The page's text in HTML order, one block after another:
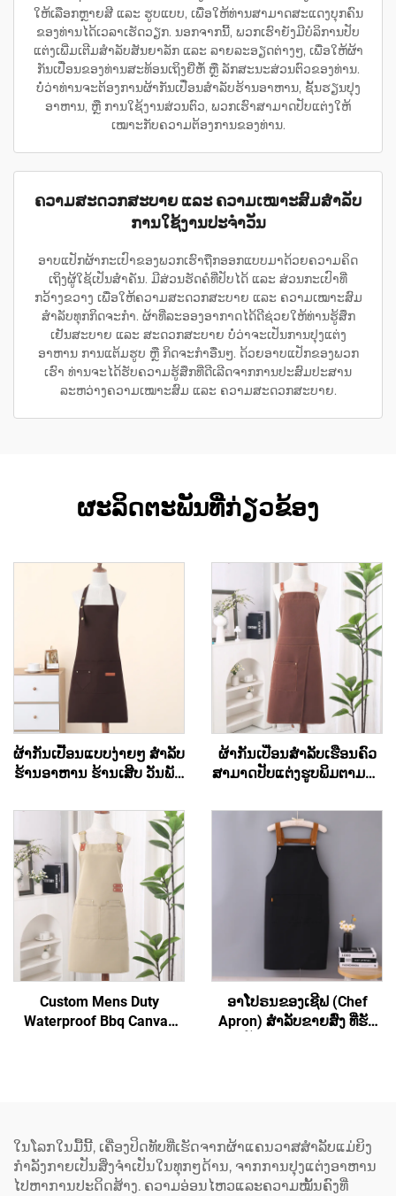
ໃຫ້ເລືອກຫຼາຍສີ ແລະ ຮູບແບບ, ເພື່ອໃຫ້ທ່ານສາມາດສະແດງບຸກຄົນ
ຂອງທ່ານໄດ້ເວລາເຮັດວຽກ. ນອກຈາກນີ້, ພວກເຮົາຍັງມີບໍລິການປັບ
ແຕ່ງເພີ່ມເຕີມສຳລັບສັນຍາລັກ ແລະ ລາຍລະອຽດຕ່າງໆ, ເພື່ອໃຫ້ຜ້າ
ກັນເປື່ອນຂອງທ່ານສະທ້ອນເຖິງຍີ່ຫໍ້ ຫຼື ລັກສະນະສ່ວນຕົວຂອງທ່ານ.
ບໍ່ວ່າທ່ານຈະຕ້ອງການຜ້າກັນເປື່ອນສຳລັບຮ້ານອາຫານ, ຊັ້ນຮຽນປຸງ
ອາຫານ, ຫຼື ການໃຊ້ງານສ່ວນຕົວ, ພວກເຮົາສາມາດປັບແຕ່ງໃຫ້
ເໝາະກັບຄວາມຕ້ອງການຂອງທ່ານ.
ຄວາມສະດວກສະບາຍ ແລະ ຄວາມເໝາະສົມສຳລັບ
ການໃຊ້ງານປະຈຳວັນ
ອາບແປັກຜ້າກະເປົາຂອງພວກເຮົາຖືກອອກແບບມາດ້ວຍຄວາມຄິດ
ເຖິງຜູ້ໃຊ້ເປັນສຳຄັນ. ມີສ່ວນຮັດຄໍທີ່ປັບໄດ້ ແລະ ສ່ວນກະເປົາທີ່
ກວ້າງຂວາງ ເພື່ອໃຫ້ຄວາມສະດວກສະບາຍ ແລະ ຄວາມເໝາະສົມ
ສຳລັບທຸກກິດຈະກຳ. ຜ້າທີ່ລະອອງອາກາດໄດ້ດີຊ່ວຍໃຫ້ທ່ານຮູ້ສຶກ
ເຢັນສະບາຍ ແລະ ສະດວກສະບາຍ ບໍ່ວ່າຈະເປັນການປຸງແຕ່ງ
ອາຫານ ການແຕ້ມຮູບ ຫຼື ກິດຈະກຳອື່ນໆ. ດ້ວຍອາບແປັກຂອງພວກ
ເຮົາ ທ່ານຈະໄດ້ຮັບຄວາມຮູ້ສຶກທີ່ດີເລີດຈາກການປະສົມປະສານ
ລະຫວ່າງຄວາມເໝາະສົມ ແລະ ຄວາມສະດວກສະບາຍ.
ຜະລິດຕະພັນທີ່ກ່ຽວຂ້ອງ
ຜ້າກັນເປື້ອນແບບງ່າຍໆ ສຳລັບ
ຮ້ານອາຫານ ຮ້ານເສີບ ວັນພັກ
ສາມາດສັ່ງທຳໄດ້ ຖືກ ແລະ
ອິນຊີ
ຜ້າກັນເປື່ອນສຳລັບເຮືອນຄົວ
ສາມາດປັບແຕ່ງຮູບພິມຕາມໃຈ
ອາຫານ ໂດຍເຕັກນິກ
sublimation, ມີຄວາມກັນນ້ຳ
ໄດ້ ແລະ ມີຊື່ຍີ່ຫໍ້ຕາມໃຈ
ສຳລັບຜູ້ໃຫຍ່ ຜ້າກັນເປື່ອນທີ່
ເຮັດຈາກຜ້າກະເປົາ
Custom Mens Duty
Waterproof Bbq Canvas
ອາໂປຣນຂອງເຊີຟ (Chef
Apron) ສຳລັບຂາຍສົ່ງ ທີ່ຮັບ
ມີຂະໜາດຍາວຂຶ້ນ
(Extended) ປະກອບດ້ວຍຜ້າ
ແຜ່ນ (Canvas) ສີເຂັ້ມ ເຊັ່ນ:
ໃນໂລກໃນມື້ນີ້, ເຄື່ອງປິດທັບທີ່ເຮັດຈາກຜ້າແຄນວາສສຳລັບແມ່ຍິງ
ກຳລັງກາຍເປັນສິ່ງຈຳເປັນໃນທຸກໆດ້ານ, ຈາກການປຸງແຕ່ງອາຫານ
ໄປຫາການປະດິດສ້າງ. ຄວາມອ່ອນໄຫວແລະຄວາມໝັ້ນຄົງທີ່